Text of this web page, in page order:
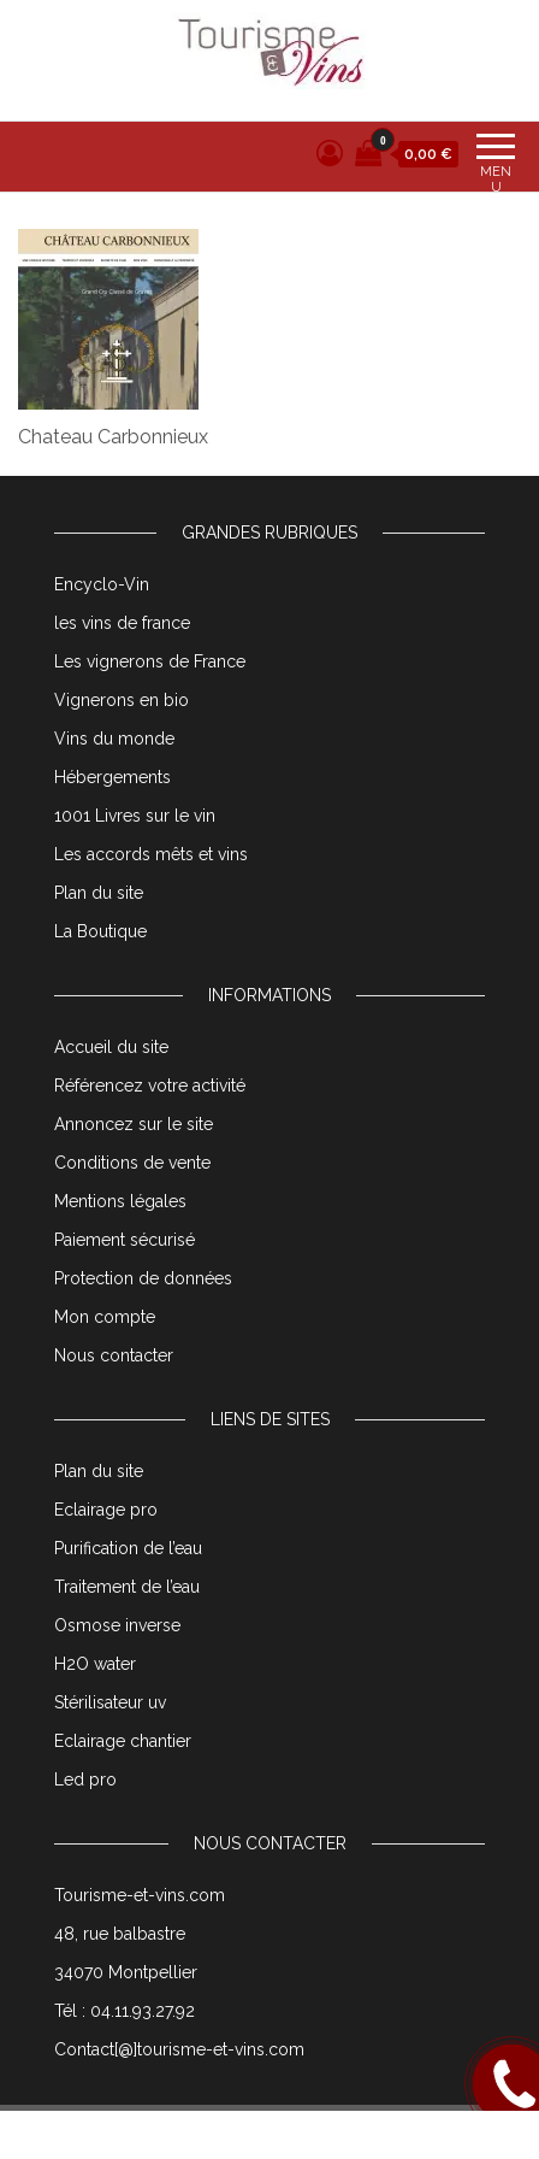
Tourisme et vins
MEN
U
0
0,00 €
Chateau Carbonnieux
GRANDES RUBRIQUES
Encyclo-Vin
les vins de france
Les vignerons de France
Vignerons en bio
Vins du monde
Hébergements
1001 Livres sur le vin
Les accords mêts et vins
Plan du site
La Boutique
INFORMATIONS
Accueil du site
Référencez votre activité
Annoncez sur le site
Conditions de vente
Mentions légales
Paiement sécurisé
Protection de données
Mon compte
Nous contacter
LIENS DE SITES
Plan du site
Eclairage pro
Purification de l’eau
Traitement de l’eau
Osmose inverse
H2O water
Stérilisateur uv
Eclairage chantier
Led pro
NOUS CONTACTER
Tourisme-et-vins.com
48, rue balbastre
34070 Montpellier
Tél : 04.11.93.27.92
Contact[@]tourisme-et-vins.com
moi